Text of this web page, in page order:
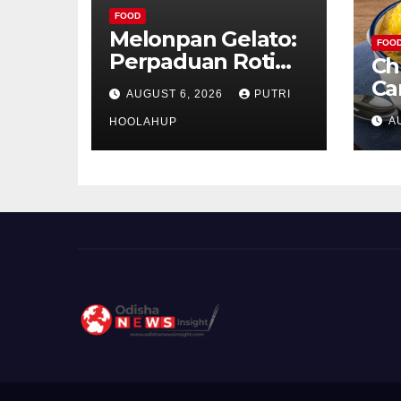
FOOD
Melonpan Gelato:
Perpaduan Roti
Renyah dan Es
Krim Lembut yang
Menggoda
AUGUST 6, 2026 PUTRI
HOOLAHUP